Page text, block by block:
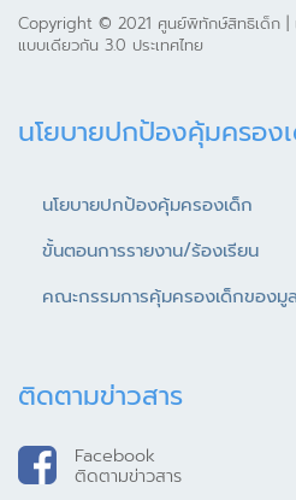
Copyright © 2021 ศูนย์พิทักษ์สิทธิเด็ก |
แบบเดียวกัน 3.0 ประเทศไทย
นโยบายปกป้องคุ้มครอง
นโยบายปกป้องคุ้มครองเด็ก
ขั้นตอนการรายงาน/ร้องเรียน
คณะกรรมการคุ้มครองเด็กของมู
ติดตามข่าวสาร
Facebook
ติดตามข่าวสาร